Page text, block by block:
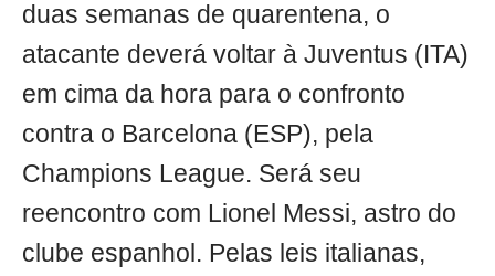
duas semanas de quarentena, o
atacante deverá voltar à Juventus (ITA)
em cima da hora para o confronto
contra o Barcelona (ESP), pela
Champions League. Será seu
reencontro com Lionel Messi, astro do
clube espanhol. Pelas leis italianas,